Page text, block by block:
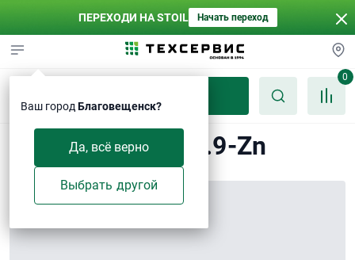
ПЕРЕХОДИ НА STOIL Начать переход
Ваш город Благовещенск?
Да, всё верно
Выбрать другой
0
Болт M14×40-10.9-Zn